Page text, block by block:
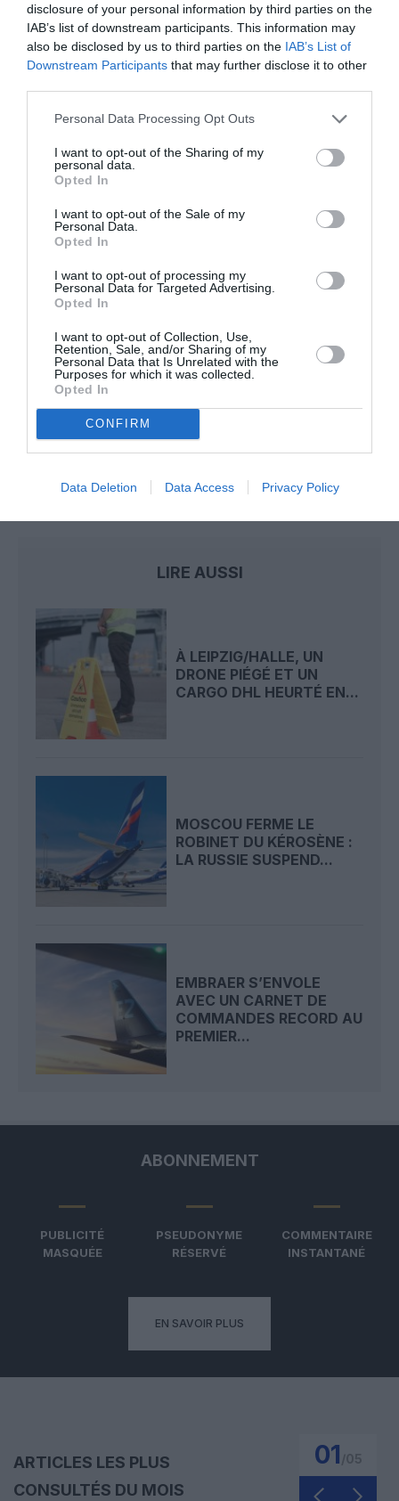
disclosure of your personal information by third parties on the
IAB’s list of downstream participants. This information may
also be disclosed by us to third parties on the IAB’s List of
Downstream Participants that may further disclose it to other
Personal Data Processing Opt Outs
I want to opt-out of the Sharing of my
personal data.
Opted In
I want to opt-out of the Sale of my
Personal Data.
Opted In
I want to opt-out of processing my
Personal Data for Targeted Advertising.
Opted In
I want to opt-out of Collection, Use,
Retention, Sale, and/or Sharing of my
Personal Data that Is Unrelated with the
Purposes for which it was collected.
Opted In
CONFIRM
Data Deletion Data Access Privacy Policy
développement !
NOUS SOUTENIR
DERNIERS COMMENTAIRES
SERGE13a commenté l'article :
Pointe‑à‑Pitre – Panama City : Air France ouvre un pont
SERGE13a commenté l'article :
classe Affaires deviennent payants
LIRE AUSSI
À LEIPZIG/HALLE, UN
DRONE PIÉGÉ ET UN
CARGO DHL HEURTÉ EN...
MOSCOU FERME LE
ROBINET DU KÉROSÈNE :
LA RUSSIE SUSPEND...
EMBRAER S’ENVOLE
AVEC UN CARNET DE
COMMANDES RECORD AU
PREMIER...
ABONNEMENT
PUBLICITÉ
MASQUÉE
PSEUDONYME
RÉSERVÉ
COMMENTAIRE
INSTANTANÉ
EN SAVOIR PLUS
ARTICLES LES PLUS
CONSULTÉS DU MOIS
01